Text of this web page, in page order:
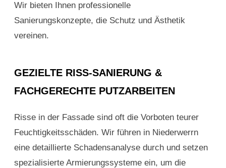
Wir bieten Ihnen professionelle
Sanierungskonzepte, die Schutz und Ästhetik
vereinen.
GEZIELTE RISS-SANIERUNG &
FACHGERECHTE PUTZARBEITEN
Risse in der Fassade sind oft die Vorboten teurer
Feuchtigkeitsschäden. Wir führen in Niederwerrn
eine detaillierte Schadensanalyse durch und setzen
spezialisierte Armierungssysteme ein, um die